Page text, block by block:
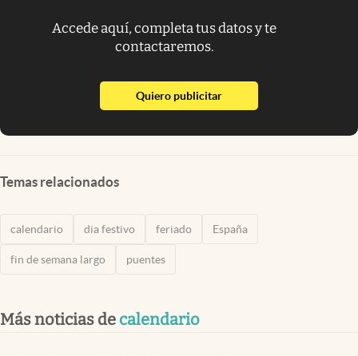
Accede aquí, completa tus datos y te
contactaremos.
Quiero publicitarabre en nueva pestaña
Temas relacionados
calendario dia festivo feriado España
fin de semana largo puentes
Más noticias de calendario